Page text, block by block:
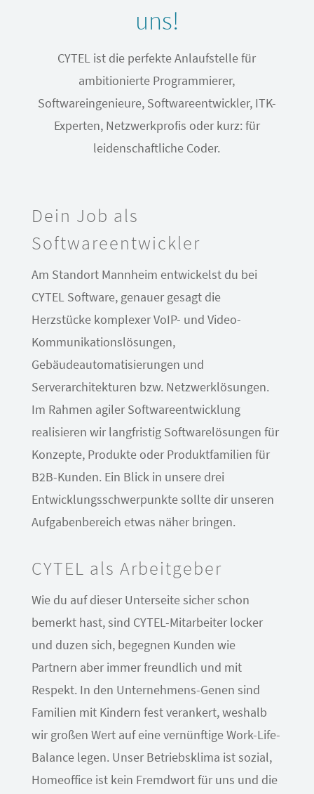
uns!
CYTEL ist die perfekte Anlaufstelle für
ambitionierte Programmierer,
Softwareingenieure, Softwareentwickler, ITK-
Experten, Netzwerkprofis oder kurz: für
leidenschaftliche Coder.
Dein Job als
Softwareentwickler
Am Standort Mannheim entwickelst du bei
CYTEL Software, genauer gesagt die
Herzstücke komplexer VoIP- und Video-
Kommunikationslösungen,
Gebäudeautomatisierungen und
Serverarchitekturen bzw. Netzwerklösungen.
Im Rahmen agiler Softwareentwicklung
realisieren wir langfristig Softwarelösungen für
Konzepte, Produkte oder Produktfamilien für
B2B-Kunden. Ein Blick in unsere drei
Entwicklungsschwerpunkte sollte dir unseren
Aufgabenbereich etwas näher bringen.
CYTEL als Arbeitgeber
Wie du auf dieser Unterseite sicher schon
bemerkt hast, sind CYTEL-Mitarbeiter locker
und duzen sich, begegnen Kunden wie
Partnern aber immer freundlich und mit
Respekt. In den Unternehmens-Genen sind
Familien mit Kindern fest verankert, weshalb
wir großen Wert auf eine vernünftige Work-Life-
Balance legen. Unser Betriebsklima ist sozial,
Homeoffice ist kein Fremdwort für uns und die